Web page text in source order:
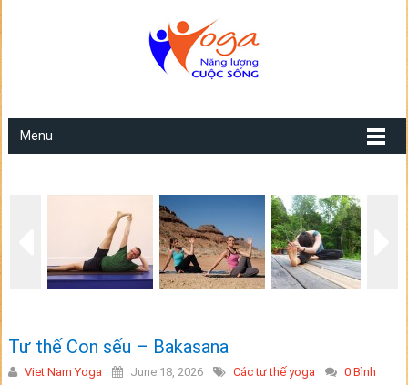
Menu
Tư thế Con sếu – Bakasana
Viet Nam Yoga June 18, 2026 Các tư thế yoga
0 Bình